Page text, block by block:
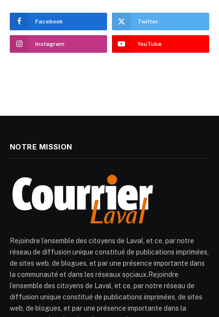
Facebook Twitter
Instagram YouTube
NOTRE MISSION
Rejoindre l’ensemble des citoyens de Laval, et ce, par notre
réseau de diffusion unique constitué de publications imprimées,
de sites web, de blogues, et par une présence importante dans
la communauté et dans les réseaux sociaux.Rejoindre
l’ensemble des citoyens de Laval, et ce, par notre réseau de
diffusion unique constitué de publications imprimées, de sites
web, de blogues, et par une présence importante dans la